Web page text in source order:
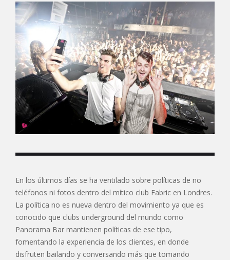
En los últimos días se ha ventilado sobre políticas de no
teléfonos ni fotos dentro del mítico club Fabric en Londres.
La política no es nueva dentro del movimiento ya que es
conocido que clubs underground del mundo como
Panorama Bar mantienen políticas de ese tipo,
fomentando la experiencia de los clientes, en donde
disfruten bailando y conversando más que tomando